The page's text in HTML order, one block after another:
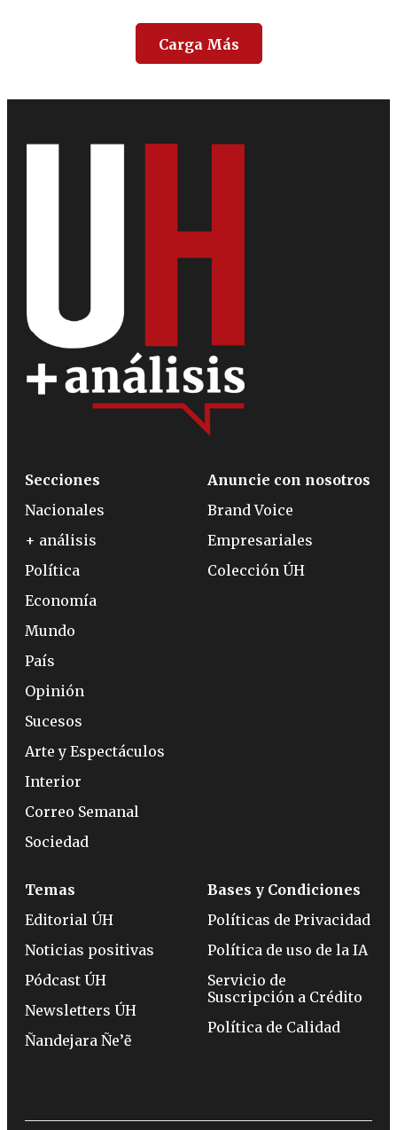
Carga Más
Secciones
Nacionales
+ análisis
Política
Economía
Mundo
País
Opinión
Sucesos
Arte y Espectáculos
Interior
Correo Semanal
Sociedad
Anuncie con nosotros
Brand Voice
Empresariales
Colección ÚH
Temas
Editorial ÚH
Noticias positivas
Pódcast ÚH
Newsletters ÚH
Ñandejara Ñe’ẽ
Bases y Condiciones
Políticas de Privacidad
Política de uso de la IA
Servicio de
Suscripción a Crédito
Política de Calidad